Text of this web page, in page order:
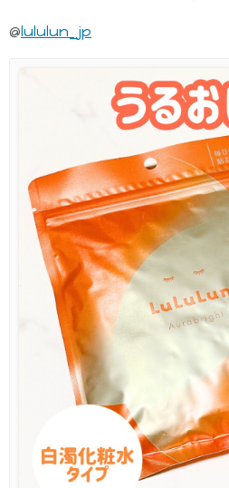
@lululun_jp